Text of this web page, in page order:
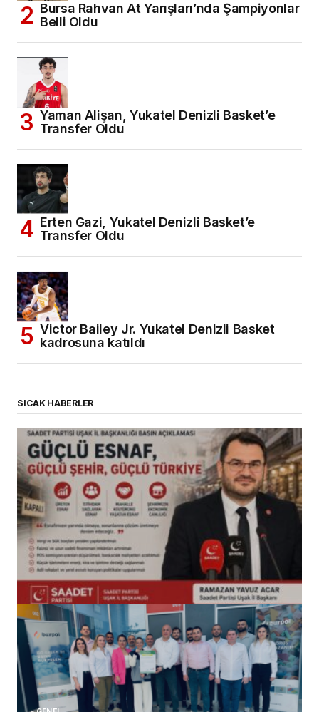
Bursa Rahvan At Yarışları’nda Şampiyonlar
Belli Oldu
Yaman Alişan, Yukatel Denizli Basket’e
Transfer Oldu
Erten Gazi, Yukatel Denizli Basket’e
Transfer Oldu
Victor Bailey Jr. Yukatel Denizli Basket
kadrosuna katıldı
SICAK HABERLER
(başlıksız)
Alaattin Karahan tarafından 14/07/2026